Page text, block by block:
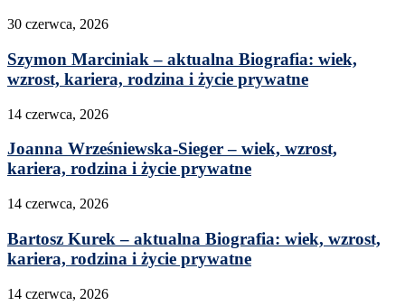
30 czerwca, 2026
Szymon Marciniak – aktualna Biografia: wiek,
wzrost, kariera, rodzina i życie prywatne
14 czerwca, 2026
Joanna Wrześniewska-Sieger – wiek, wzrost,
kariera, rodzina i życie prywatne
14 czerwca, 2026
Bartosz Kurek – aktualna Biografia: wiek, wzrost,
kariera, rodzina i życie prywatne
14 czerwca, 2026